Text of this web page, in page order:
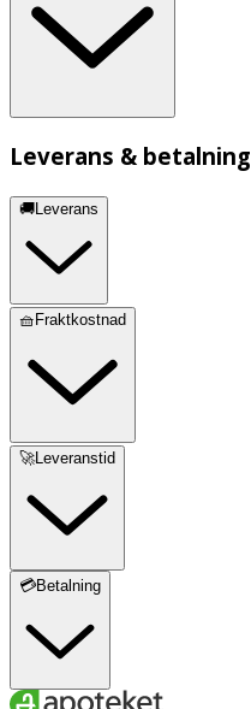
Leverans & betalning
🚚Leverans
🧺Fraktkostnad
🚀Leveranstid
💳Betalning